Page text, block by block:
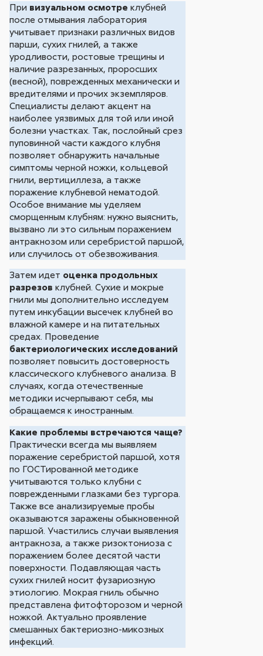
При визуальном осмотре клубней
после отмывания лаборатория
учитывает признаки различных видов
парши, сухих гнилей, а также
уродливости, ростовые трещины и
наличие разрезанных, проросших
(весной), поврежденных механически и
вредителями и прочих экземпляров.
Специалисты делают акцент на
наиболее уязвимых для той или иной
болезни участках. Так, послойный срез
пуповинной части каждого клубня
позволяет обнаружить начальные
симптомы черной ножки, кольцевой
гнили, вертициллеза, а также
поражение клубневой нематодой.
Особое внимание мы уделяем
сморщенным клубням: нужно выяснить,
вызвано ли это сильным поражением
антракнозом или серебристой паршой,
или случилось от обезвоживания.
Затем идет оценка продольных
разрезов клубней. Сухие и мокрые
гнили мы дополнительно исследуем
путем инкубации высечек клубней во
влажной камере и на питательных
средах. Проведение
бактериологических исследований
позволяет повысить достоверность
классического клубневого анализа. В
случаях, когда отечественные
методики исчерпывают себя, мы
обращаемся к иностранным.
Какие проблемы встречаются чаще?
Практически всегда мы выявляем
поражение серебристой паршой, хотя
по ГОСТированной методике
учитываются только клубни с
поврежденными глазками без тургора.
Также все анализируемые пробы
оказываются заражены обыкновенной
паршой. Участились случаи выявления
антракноза, а также ризоктониоза с
поражением более десятой части
поверхности. Подавляющая часть
сухих гнилей носит фузариозную
этиологию. Мокрая гниль обычно
представлена фитофторозом и черной
ножкой. Актуально проявление
смешанных бактериозно-микозных
инфекций.